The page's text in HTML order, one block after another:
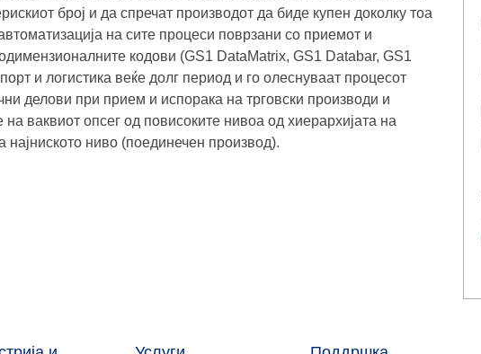
број и да спречат производот да биде купен доколку тоа
на сите процеси поврзани со приемот и
кодови (GS1 DataMatrix, GS1 Databar, GS1
и логистика веќе долг период и го олеснуваат процесот
делови при прием и испорака на трговски производи и
ваквиот опсег од повисоките нивоа од хиерархијата на
најниското ниво (поединечен производ).